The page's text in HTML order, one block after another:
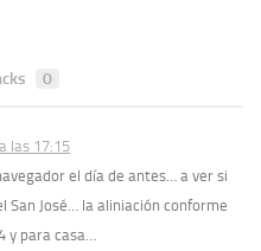
0
las 17:15
el día de antes… a ver si
San José… la aliniación conforme
para casa…